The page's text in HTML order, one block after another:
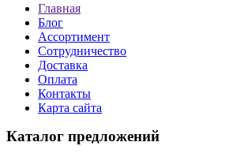
Главная
Блог
Ассортимент
Сотрудничество
Доставка
Оплата
Контакты
Карта сайта
Каталог предложений